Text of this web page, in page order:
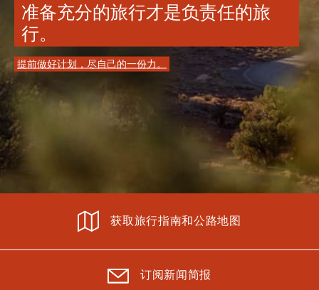
准备充分的旅行才是负责任的旅
行。
提前做好计划，尽自己的一份力。
获取旅行指南和公路地图
订阅新闻简报